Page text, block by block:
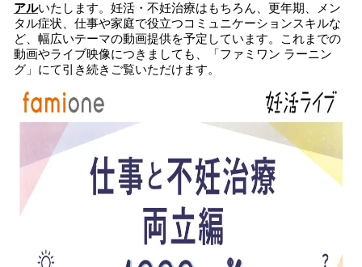
アルいたします。妊活・不妊治療はもちろん、更年期、メン
タル症状、仕事や家庭で役立つコミュニケーションスキルな
ど、幅広いテーマの動画提供を予定しています。これまでの
動画やライブ映像につきましても、「ファミワン ラーニン
グ」にて引き続きご覧いただけます。